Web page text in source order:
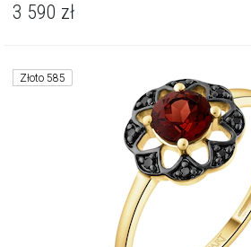
3 590 zł
Złoto 585